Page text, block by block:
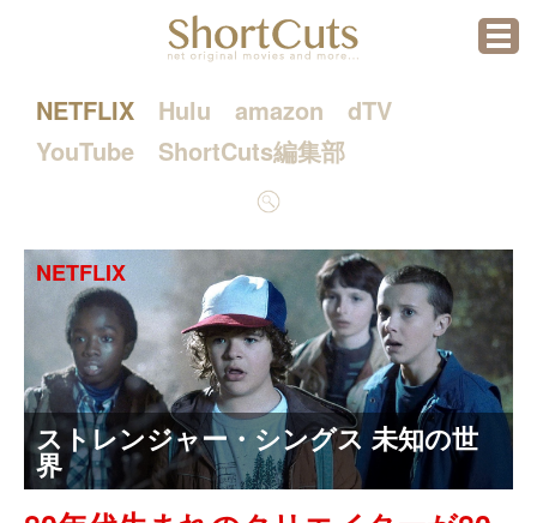
menu
NETFLIX Hulu amazon
dTV
YouTube
ShortCuts編集部
検
索
ストレンジャー・シングス 未知の世
界
NETFLIX